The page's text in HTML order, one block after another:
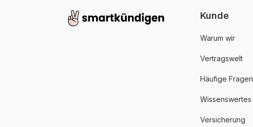
Kunde
Warum wir
Vertragswelt
Häufige Fragen
Wissenswertes
Versicherung